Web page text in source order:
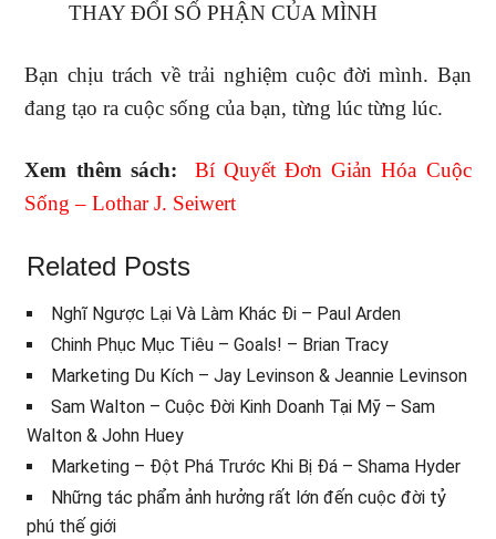
THAY ĐỔI SỐ PHẬN CỦA MÌNH
Bạn chịu trách về trải nghiệm cuộc đời mình. Bạn
đang tạo ra cuộc sống của bạn, từng lúc từng lúc.
Xem thêm sách:
Bí Quyết Đơn Giản Hóa Cuộc
Sống – Lothar J. Seiwert
Related Posts
Nghĩ Ngược Lại Và Làm Khác Đi – Paul Arden
Chinh Phục Mục Tiêu – Goals! – Brian Tracy
Marketing Du Kích – Jay Levinson & Jeannie Levinson
Sam Walton – Cuộc Đời Kinh Doanh Tại Mỹ – Sam
Walton & John Huey
Marketing – Đột Phá Trước Khi Bị Đá – Shama Hyder
Những tác phẩm ảnh hưởng rất lớn đến cuộc đời tỷ
phú thế giới